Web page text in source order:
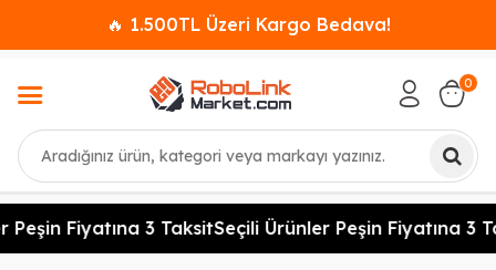
🔥 1.500TL Üzeri Kargo Bedava!
Ara
0
Fiyatına 3 TaksitSeçili Ürünler Peşin Fiyatına 3